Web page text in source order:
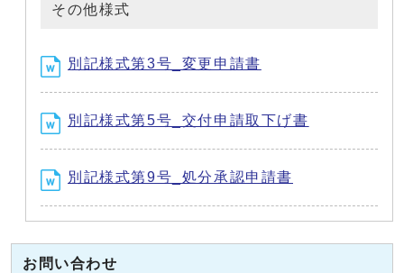
その他様式
別記様式第3号_変更申請書
別記様式第5号_交付申請取下げ書
別記様式第9号_処分承認申請書
お問い合わせ